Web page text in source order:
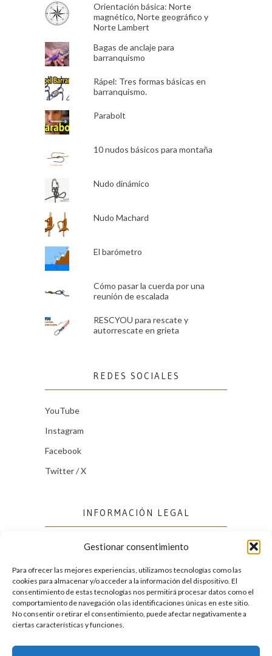
Gestionar consentimiento
Para ofrecer las mejores experiencias, utilizamos tecnologías como las
cookies para almacenar y/o acceder a la información del dispositivo. El
consentimiento de estas tecnologías nos permitirá procesar datos como el
comportamiento de navegación o las identificaciones únicas en este sitio.
No consentir o retirar el consentimiento, puede afectar negativamente a
ciertas características y funciones.
Orientación básica: Norte
magnético, Norte geográfico y
Norte Lambert
Bagas de anclaje para
barranquismo
Rápel: Tres formas básicas en
barranquismo.
Parabolt
10 nudos básicos para montaña
Nudo dinámico
Nudo Machard
El barómetro
Cómo pasar la cuerda por una
reunión de escalada
RESCYOU para rescate y
autorrescate en grieta
REDES SOCIALES
YouTube
Instagram
Facebook
Twitter / X
INFORMACIÓN LEGAL
Política de cookies (UE)
Política de privacidad
FACEBOOK